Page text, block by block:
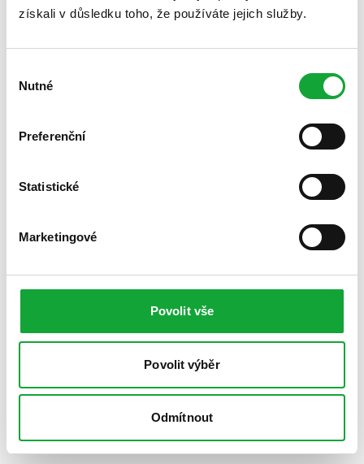
získali v důsledku toho, že používáte jejich služby.
souhlasu
Nutné
Preferenční
Statistické
Marketingové
Povolit vše
Povolit výběr
Odmítnout